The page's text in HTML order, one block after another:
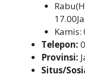
Kamis:
Telepon:
Provinsi:
Situs/